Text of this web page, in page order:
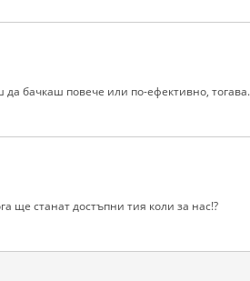
бачкаш повече или по-ефективно, тогава.
ще станат достъпни тия коли за нас!?